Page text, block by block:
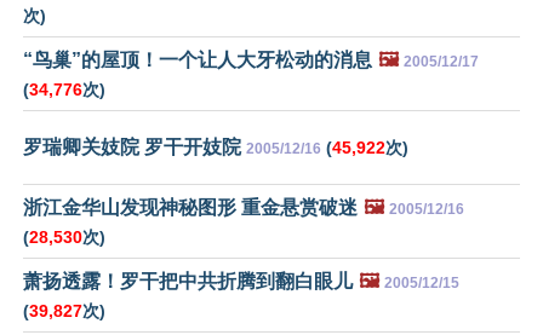
次)
“鸟巢”的屋顶！一个让人大牙松动的消息 🖼️ 2005/12/17
(34,776次)
罗瑞卿关妓院 罗干开妓院 2005/12/16 (45,922次)
浙江金华山发现神秘图形 重金悬赏破迷 🖼️ 2005/12/16
(28,530次)
萧扬透露！罗干把中共折腾到翻白眼儿 🖼️ 2005/12/15
(39,827次)